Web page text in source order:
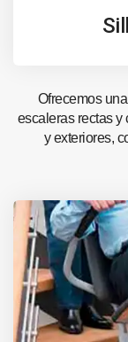
Ofrecemos
escaleras rectas y
y exteriores,